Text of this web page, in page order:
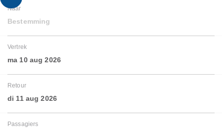
Naar
Bestemming
Vertrek
ma 10 aug 2026
Retour
di 11 aug 2026
Passagiers